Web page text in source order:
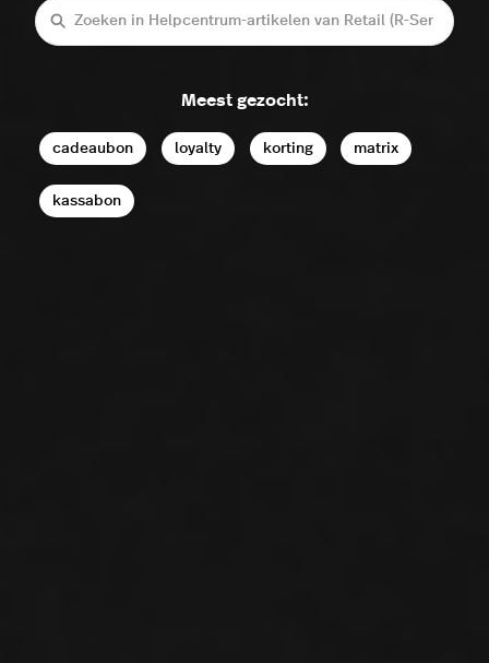
Zoeken
Meest gezocht:
cadeaubon loyalty korting matrix
kassabon